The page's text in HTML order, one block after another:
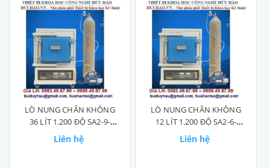
LÒ NUNG CHÂN KHÔNG
36 LÍT 1.200 ĐỘ SA2-9-
12TP
Liên hệ
LÒ NUNG CHÂN KHÔNG
12 LÍT 1.200 ĐỘ SA2-6-
12TP
Liên hệ